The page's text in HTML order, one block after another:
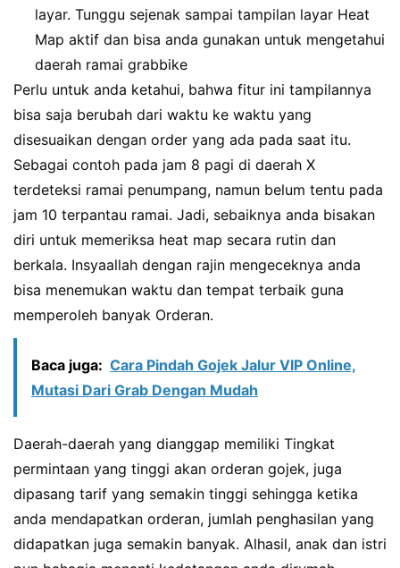
layar. Tunggu sejenak sampai tampilan layar Heat
Map aktif dan bisa anda gunakan untuk mengetahui
daerah ramai grabbike
Perlu untuk anda ketahui, bahwa fitur ini tampilannya
bisa saja berubah dari waktu ke waktu yang
disesuaikan dengan order yang ada pada saat itu.
Sebagai contoh pada jam 8 pagi di daerah X
terdeteksi ramai penumpang, namun belum tentu pada
jam 10 terpantau ramai. Jadi, sebaiknya anda bisakan
diri untuk memeriksa heat map secara rutin dan
berkala. Insyaallah dengan rajin mengeceknya anda
bisa menemukan waktu dan tempat terbaik guna
memperoleh banyak Orderan.
Baca juga: Cara Pindah Gojek Jalur VIP Online,
Mutasi Dari Grab Dengan Mudah
Daerah-daerah yang dianggap memiliki Tingkat
permintaan yang tinggi akan orderan gojek, juga
dipasang tarif yang semakin tinggi sehingga ketika
anda mendapatkan orderan, jumlah penghasilan yang
didapatkan juga semakin banyak. Alhasil, anak dan istri